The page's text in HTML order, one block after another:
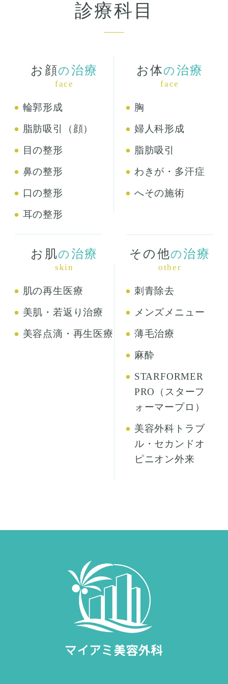
診療科目
お顔の 治療
face
輪郭形成
脂肪吸引（顔）
目の整形
鼻の整形
口の整形
耳の整形
お体の 治療
face
胸
婦人科形成
脂肪吸引
わきが・多汗症
へその施術
お肌の 治療
skin
肌の再生医療
美肌・若返り治療
美容点滴・再生医療
その他の治療
other
刺青除去
メンズメニュー
薄毛治療
麻酔
STARFORMER
PRO（スターフ
ォーマープロ）
美容外科トラブ
ル・セカンドオ
ピニオン外来